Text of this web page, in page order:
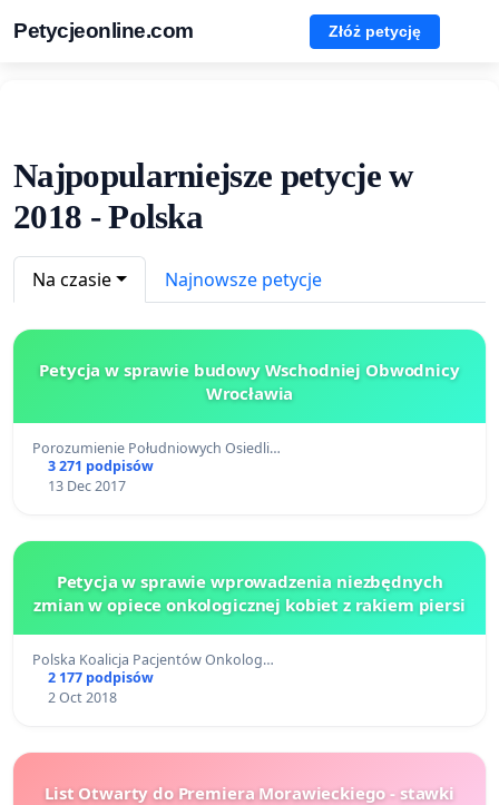
Petycjeonline.com Złóż petycję
Najpopularniejsze petycje w
2018 - Polska
Na czasie Najnowsze petycje
Petycja w sprawie budowy Wschodniej Obwodnicy
Wrocławia
Porozumienie Południowych Osiedli…
3 271 podpisów
13 Dec 2017
Petycja w sprawie wprowadzenia niezbędnych
zmian w opiece onkologicznej kobiet z rakiem piersi
Polska Koalicja Pacjentów Onkolog…
2 177 podpisów
2 Oct 2018
List Otwarty do Premiera Morawieckiego - stawki